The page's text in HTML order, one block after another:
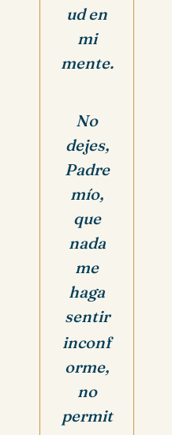
ud en
mi
mente.
No
dejes,
Padre
mío,
que
nada
me
haga
sentir
inconf
orme,
no
permit